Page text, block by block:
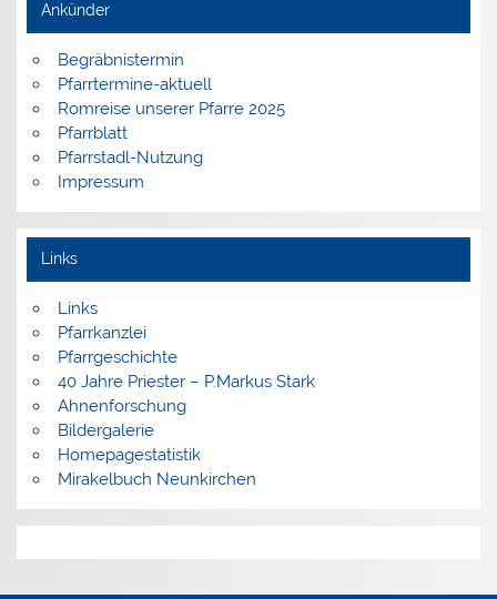
Ankünder
Begräbnistermin
Pfarrtermine-aktuell
Romreise unserer Pfarre 2025
Pfarrblatt
Pfarrstadl-Nutzung
Impressum
Links
Links
Pfarrkanzlei
Pfarrgeschichte
40 Jahre Priester – P.Markus Stark
Ahnenforschung
Bildergalerie
Homepagestatistik
Mirakelbuch Neunkirchen